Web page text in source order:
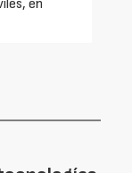
en